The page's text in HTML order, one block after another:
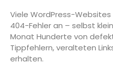
Viele WordPress-
404-Fehler an – selbst
Monat Hunderte von
Tippfehlern, veralteten
erhalten.